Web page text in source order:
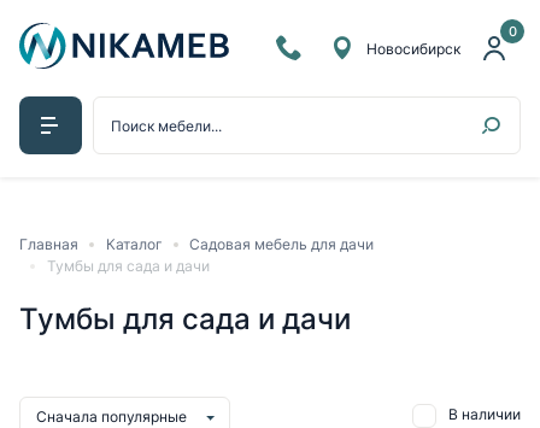
0
Новосибирск
Главная Каталог
Садовая мебель для дачи
Тумбы для сада и дачи
Тумбы для сада и дачи
Сначала популярные В наличии